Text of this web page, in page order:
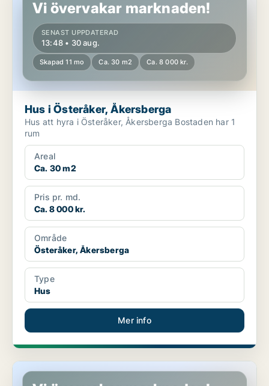
Vi övervakar marknaden!
SENAST UPPDATERAD
13:48 • 30 aug.
Skapad 11 mo Ca. 30 m2 Ca. 8 000 kr.
Hus i Österåker, Åkersberga
Hus att hyra i Österåker, Åkersberga Bostaden har 1
rum
Areal
Ca. 30 m2
Pris pr. md.
Ca. 8 000 kr.
Område
Österåker, Åkersberga
Type
Hus
Mer info
Hus i Österåker, Åkersberga